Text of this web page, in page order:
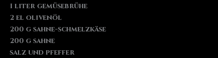
1 liter gemüsebrühe
2 el olivenöl
200 g sahne-schmelzkäse
200 g sahne
salz und pfeffer